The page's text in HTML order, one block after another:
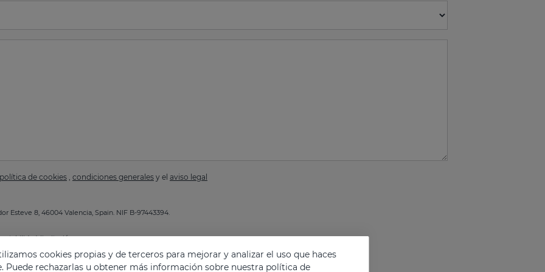
política de cookies , condiciones generales y el aviso legal
Esteve 8, 46004 Valencia, Spain. NIF B-97443394.
limitación.
de Privacidad.
cookies propias y de terceros para mejorar y analizar el uso que haces
Puede rechazarlas u obtener más información sobre nuestra política de